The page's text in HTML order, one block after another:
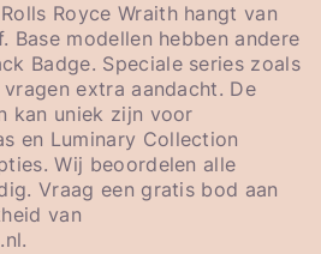
Royce Wraith hangt van
Base modellen hebben andere
Badge. Speciale series zoals
extra aandacht. De
kan uniek zijn voor
en Luminary Collection
Wij beoordelen alle
Vraag een gratis bod aan
van